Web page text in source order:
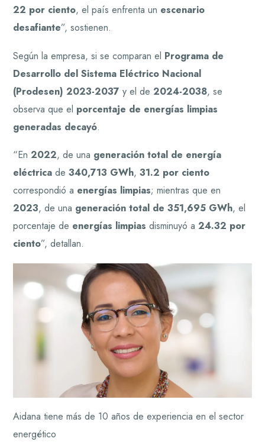
22 por ciento, el país enfrenta un escenario
desafiante”, sostienen.
Según la empresa, si se comparan el Programa de
Desarrollo del Sistema Eléctrico Nacional
(Prodesen) 2023-2037 y el de2024-2038, se
observa que el porcentaje de energías limpias
generadas decayó.
“En2022, de una generación total de energía
eléctrica de340,713 GWh,31.2 por ciento
correspondió a energías limpias; mientras que en
2023, de una generación total de 351,695 GWh, el
porcentaje de energías limpias disminuyó a24.32 por
ciento”, detallan.
Aidana tiene más de 10 años de experiencia en el sector
energético